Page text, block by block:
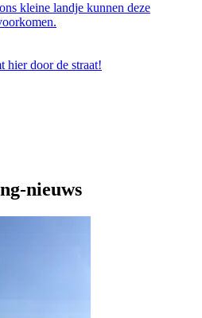
kleine landje kunnen deze
nieuws